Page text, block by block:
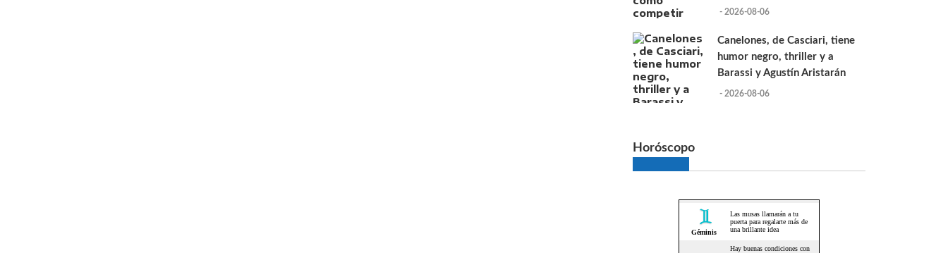
- 2026-08-06
Canelones, de Casciari, tiene
humor negro, thriller y a
Barassi y Agustín Aristarán
- 2026-08-06
Horóscopo